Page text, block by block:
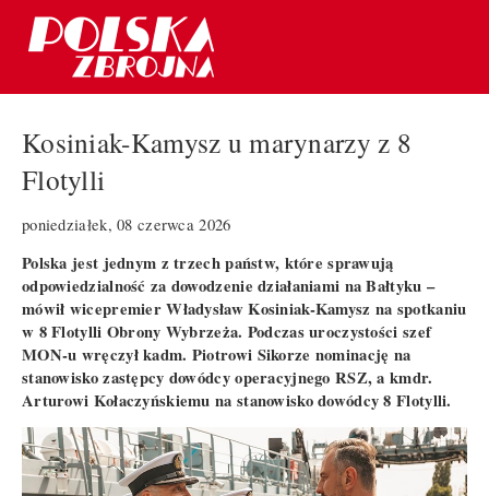
Kosiniak-Kamysz u marynarzy z 8
Flotylli
poniedziałek, 08 czerwca 2026
Polska jest jednym z trzech państw, które sprawują
odpowiedzialność za dowodzenie działaniami na Bałtyku –
mówił wicepremier Władysław Kosiniak-Kamysz na spotkaniu
w 8 Flotylli Obrony Wybrzeża. Podczas uroczystości szef
MON-u wręczył kadm. Piotrowi Sikorze nominację na
stanowisko zastępcy dowódcy operacyjnego RSZ, a kmdr.
Arturowi Kołaczyńskiemu na stanowisko dowódcy 8 Flotylli.